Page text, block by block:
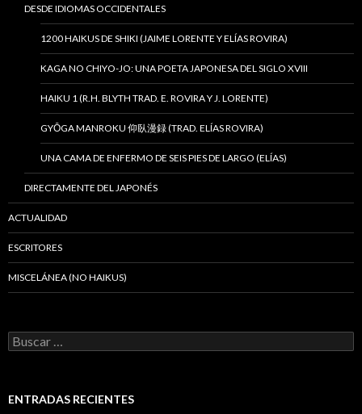
DESDE IDIOMAS OCCIDENTALES
1200 HAIKUS DE SHIKI (JAIME LORENTE Y ELÍAS ROVIRA)
KAGA NO CHIYO-JO: UNA POETA JAPONESA DEL SIGLO XVIII
HAIKU 1 (R.H. BLYTH TRAD. E. ROVIRA Y J. LORENTE)
GYŌGA MANROKU 仰臥漫録 (TRAD. ELÍAS ROVIRA)
UNA CAMA DE ENFERMO DE SEIS PIES DE LARGO (ELÍAS)
DIRECTAMENTE DEL JAPONÉS
ACTUALIDAD
ESCRITORES
MISCELÁNEA (NO HAIKUS)
B
u
a
ENTRADAS RECIENTES